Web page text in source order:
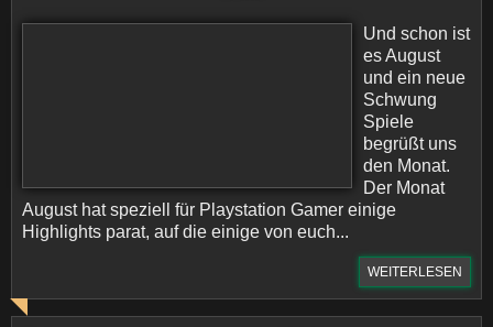
Und schon ist
es August
und ein neue
Schwung
Spiele
begrüßt uns
den Monat.
Der Monat
August hat speziell für Playstation Gamer einige
Highlights parat, auf die einige von euch...
WEITERLESEN